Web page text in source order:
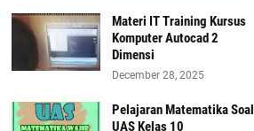
Materi IT Training Kursus
Komputer Autocad 2
Dimensi
December 28, 2025
Pelajaran Matematika Soal
UAS Kelas 10